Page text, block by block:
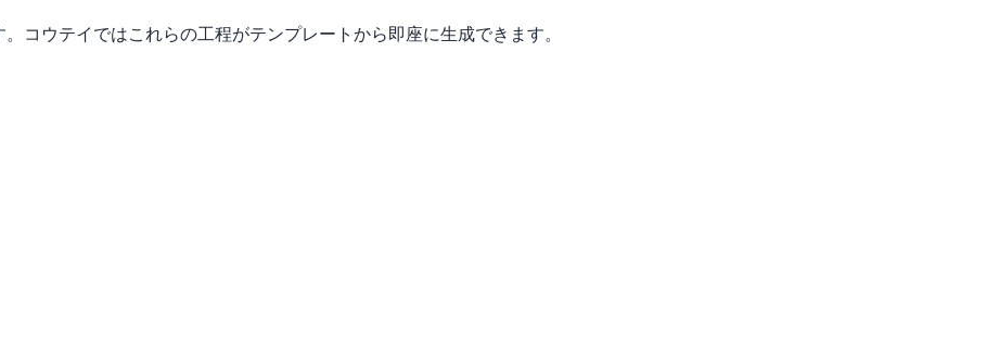
コウテイではこれらの工程がテンプレートから即座に生成できます。